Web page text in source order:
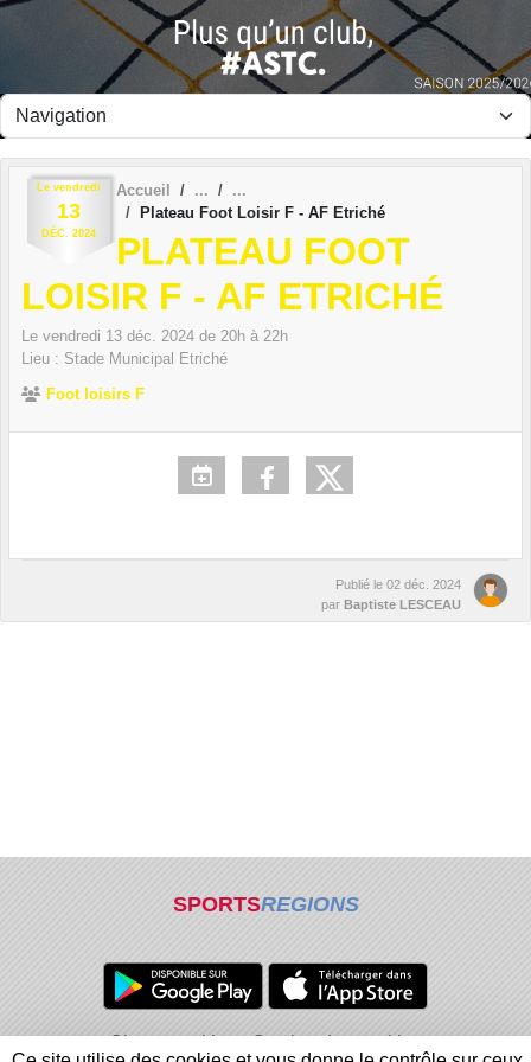
Le vendredi
13
DÉC. 2024
Accueil
Plateau Foot Loisir F - AF Etriché
PLATEAU FOOT
LOISIR F - AF ETRICHÉ
Le vendredi 13 déc. 2024 de 20h à 22h
Lieu : Stade Municipal Etriché
Foot loisirs F
Publié le 02 déc. 2024
par Baptiste LESCEAU
SPORTSREGIONS
Charte cookies
Gestion des cookies
Panneau de gestion des cookies